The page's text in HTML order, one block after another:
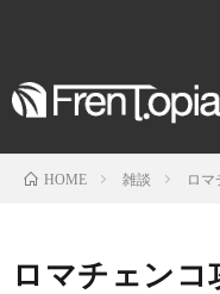
HOME 雑談 ロ
ロマチェンコ